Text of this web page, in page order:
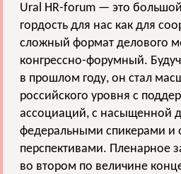
Ural HR-forum — это
гордость для нас как для
сложный формат делового
конгрессно-форумный.
в прошлом году, он стал
российского уровня с
ассоциаций, с насыщенной
федеральными спикерами и
перспективами. Пленарное
во втором по величине